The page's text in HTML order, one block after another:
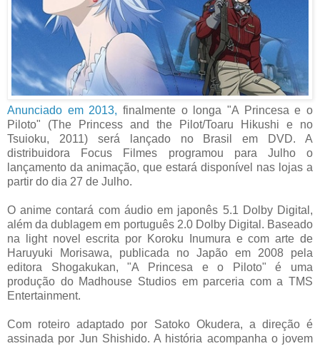
Anunciado em 2013, finalmente o longa "A Princesa e o
Piloto" (The Princess and the Pilot/Toaru Hikushi e no
Tsuioku, 2011) será lançado no Brasil em DVD. A
distribuidora Focus Filmes programou para Julho o
lançamento da animação, que estará disponível nas lojas a
partir do dia 27 de Julho.
O anime contará com áudio em japonês 5.1 Dolby Digital,
além da dublagem em português 2.0 Dolby Digital. Baseado
na light novel escrita por Koroku Inumura e com arte de
Haruyuki Morisawa, publicada no Japão em 2008 pela
editora Shogakukan, "A Princesa e o Piloto" é uma
produção do Madhouse Studios em parceria com a TMS
Entertainment.
Com roteiro adaptado por Satoko Okudera, a direção é
assinada por Jun Shishido. A história acompanha o jovem